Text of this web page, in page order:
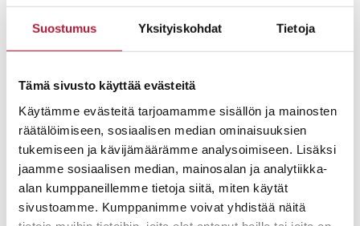
Suostumus Yksityiskohdat Tietoja
Tämä sivusto käyttää evästeitä
Käytämme evästeitä tarjoamamme sisällön ja mainosten
räätälöimiseen, sosiaalisen median ominaisuuksien
tukemiseen ja kävijämäärämme analysoimiseen. Lisäksi
jaamme sosiaalisen median, mainosalan ja analytiikka-
alan kumppaneillemme tietoja siitä, miten käytät
sivustoamme. Kumppanimme voivat yhdistää näitä
A4
4h+k+s
419 480
VAPAA